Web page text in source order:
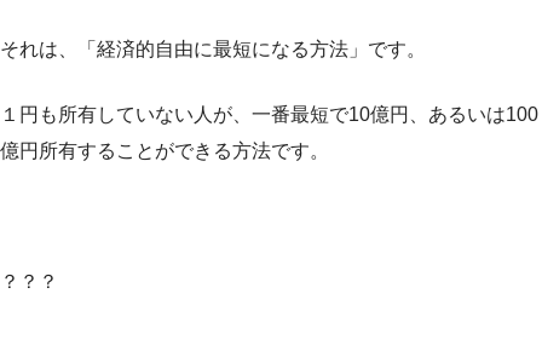
それは、「経済的自由に最短になる方法」です。
１円も所有していない人が、一番最短で10億円、あるいは100
億円所有することができる方法です。
？？？